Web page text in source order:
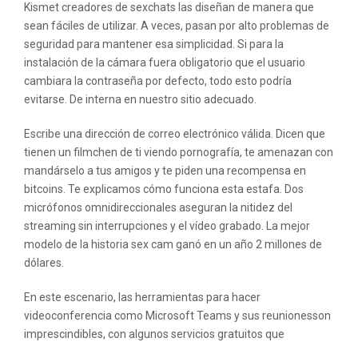
Kismet creadores de sexchats las diseñan de manera que
sean fáciles de utilizar. A veces, pasan por alto problemas de
seguridad para mantener esa simplicidad. Si para la
instalación de la cámara fuera obligatorio que el usuario
cambiara la contraseña por defecto, todo esto podría
evitarse. De interna en nuestro sitio adecuado.
Escribe una dirección de correo electrónico válida. Dicen que
tienen un filmchen de ti viendo pornografía, te amenazan con
mandárselo a tus amigos y te piden una recompensa en
bitcoins. Te explicamos cómo funciona esta estafa. Dos
micrófonos omnidireccionales aseguran la nitidez del
streaming sin interrupciones y el vídeo grabado. La mejor
modelo de la historia sex cam ganó en un año 2 millones de
dólares.
En este escenario, las herramientas para hacer
videoconferencia como Microsoft Teams y sus reunionesson
imprescindibles, con algunos servicios gratuitos que